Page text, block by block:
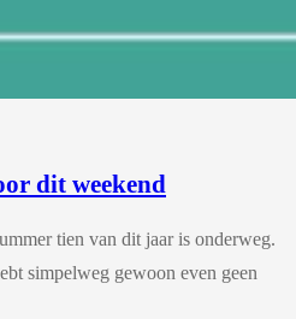
dit weekend
tien van dit jaar is onderweg.
simpelweg gewoon even geen